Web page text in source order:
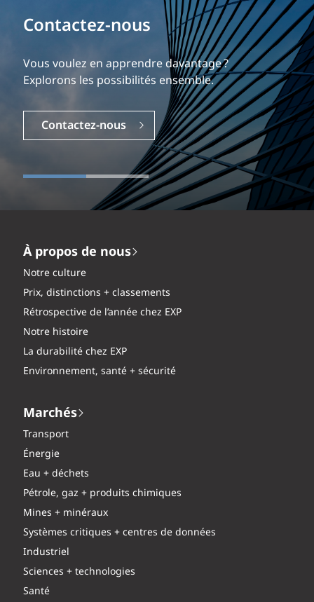
Contactez-nous
Vous voulez en apprendre davantage ?
Explorons les possibilités ensemble.
Contactez-nous
À propos de nous
Notre culture
Prix, distinctions + classements
Rétrospective de l’année chez EXP
Notre histoire
La durabilité chez EXP
Environnement, santé + sécurité
Marchés
Transport
Énergie
Eau + déchets
Pétrole, gaz + produits chimiques
Mines + minéraux
Systèmes critiques + centres de données
Industriel
Sciences + technologies
Santé